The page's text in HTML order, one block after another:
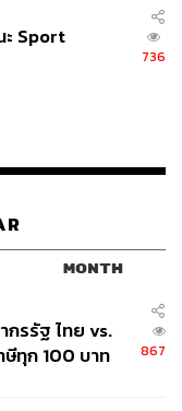
ะ Sport
736
MONTH
กรรัฐ ไทย vs.
ษีทุก 100 บาท
867